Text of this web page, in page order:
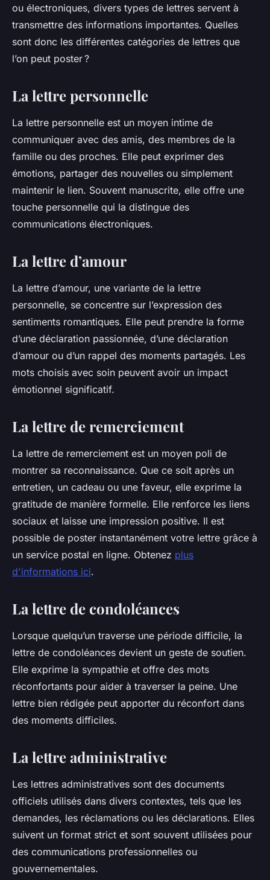
ou électroniques, divers types de lettres servent à
transmettre des informations importantes. Quelles
sont donc les différentes catégories de lettres que
l’on peut poster ?
La lettre personnelle
La lettre personnelle est un moyen intime de
communiquer avec des amis, des membres de la
famille ou des proches. Elle peut exprimer des
émotions, partager des nouvelles ou simplement
maintenir le lien. Souvent manuscrite, elle offre une
touche personnelle qui la distingue des
communications électroniques.
La lettre d’amour
La lettre d’amour, une variante de la lettre
personnelle, se concentre sur l’expression des
sentiments romantiques. Elle peut prendre la forme
d’une déclaration passionnée, d’une déclaration
d’amour ou d’un rappel des moments partagés. Les
mots choisis avec soin peuvent avoir un impact
émotionnel significatif.
La lettre de remerciement
La lettre de remerciement est un moyen poli de
montrer sa reconnaissance. Que ce soit après un
entretien, un cadeau ou une faveur, elle exprime la
gratitude de manière formelle. Elle renforce les liens
sociaux et laisse une impression positive. Il est
possible de poster instantanément votre lettre grâce à
un service postal en ligne. Obtenez plus
d'informations ici.
La lettre de condoléances
Lorsque quelqu’un traverse une période difficile, la
lettre de condoléances devient un geste de soutien.
Elle exprime la sympathie et offre des mots
réconfortants pour aider à traverser la peine. Une
lettre bien rédigée peut apporter du réconfort dans
des moments difficiles.
La lettre administrative
Les lettres administratives sont des documents
officiels utilisés dans divers contextes, tels que les
demandes, les réclamations ou les déclarations. Elles
suivent un format strict et sont souvent utilisées pour
des communications professionnelles ou
gouvernementales.